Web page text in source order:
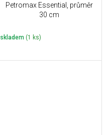
Petromax Essential, průměr
30 cm
skladem (1 ks)